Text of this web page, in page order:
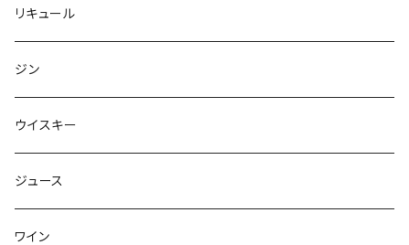
リキュール
ジン
ウイスキー
ジュース
ワイン